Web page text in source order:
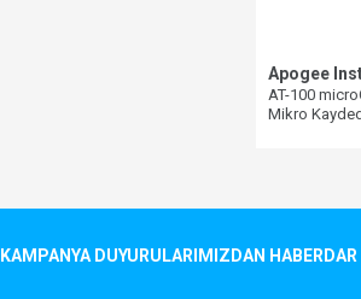
Apogee
AT-100
Mikro
KAMPANYA DUYURULARIMIZDAN